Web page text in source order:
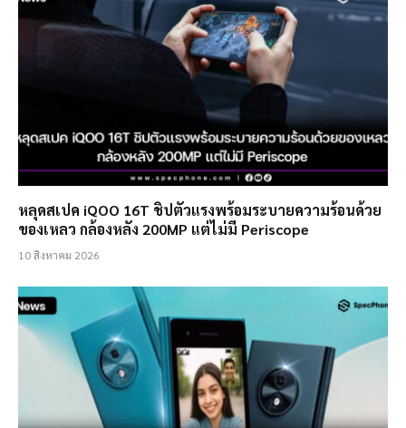
หลุดสเปค iQOO 16T ชิปตัวแรงพร้อมระบายความร้อนด้วย
ของเหลว กล้องหลัง 200MP แต่ไม่มี Periscope
10 สิงหาคม 2026